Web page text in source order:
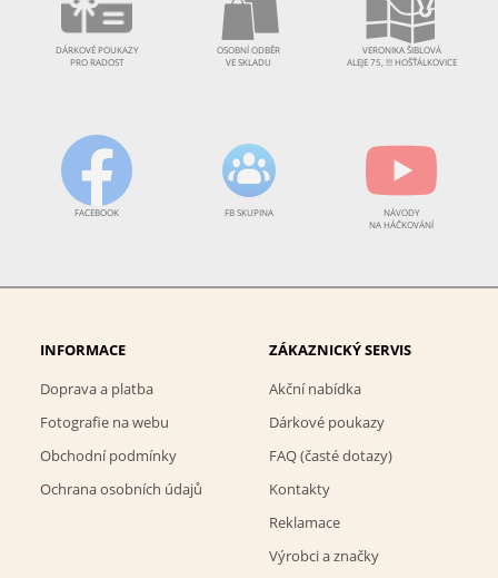
DÁRKOVÉ POUKAZY
PRO RADOST
OSOBNÍ ODBĚR
VE SKLADU
VERONIKA ŠIBLOVÁ
ALEJE 75, !!! HOŠŤÁLKOVICE
FACEBOOK FB SKUPINA
NÁVODY
NA HÁČKOVÁNÍ
INFORMACE
Doprava a platba
Fotografie na webu
Obchodní podmínky
Ochrana osobních údajů
ZÁKAZNICKÝ SERVIS
Akční nabídka
Dárkové poukazy
FAQ (časté dotazy)
Kontakty
Reklamace
Výrobci a značky